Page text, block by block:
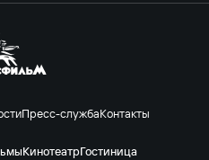
Пресс-службаКонтакты
КинотеатрГостиница